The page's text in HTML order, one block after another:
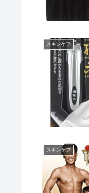
スキンケア
スキンケア